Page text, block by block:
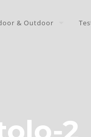
& Outdoor